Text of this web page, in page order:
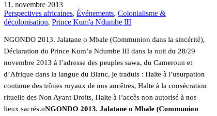
11. novembre 2013
Perspectives africaines, Événements, Colonialisme &
décolonisation, Prince Kum'a Ndumbe III
NGONDO 2013. Jalatane o Mbale (Communion dans la sincérité),
Déclaration du Prince Kum’a Ndumbe III dans la nuit du 28/29
novembre 2013 à l’adresse des peuples sawa, du Cameroun et
d’Afrique dans la langue du Blanc, je traduis : Halte à l’usurpation
continue des trônes royaux de nos ancêtres, Halte à la consécration
rituelle des Non Ayant Droits, Halte à l’accès non autorisé à nos
lieux sacrés.nNGONDO 2013. Jalatane o Mbale (Communion